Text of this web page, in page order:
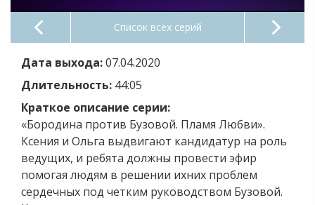
Список всех серий
Дата выхода:07.04.2020
Длительность: 44:05
Краткое описание серии:
«Бородина против Бузовой. Пламя Любви».
Ксения и Ольга выдвигают кандидатур на роль
ведущих, и ребята должны провести эфир
помогая людям в решении ихних проблем
сердечных под четким руководством Бузовой.